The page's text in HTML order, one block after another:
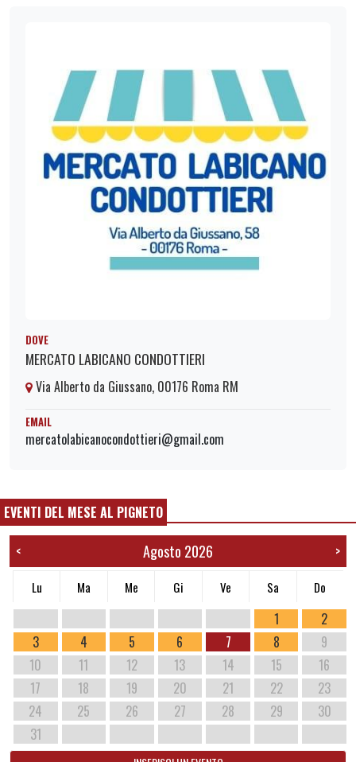
DOVE
MERCATO LABICANO CONDOTTIERI
Via Alberto da Giussano, 00176 Roma RM
EMAIL
mercatolabicanocondottieri@gmail.com
EVENTI DEL MESE AL PIGNETO
< Agosto 2026 >
Lu Ma Me Gi Ve Sa Do
1
2
3
4 5 6 7 8
9
10
11 12 13 14 15
16
17
18 19 20 21 22
23
24
25 26 27 28 29
30
31